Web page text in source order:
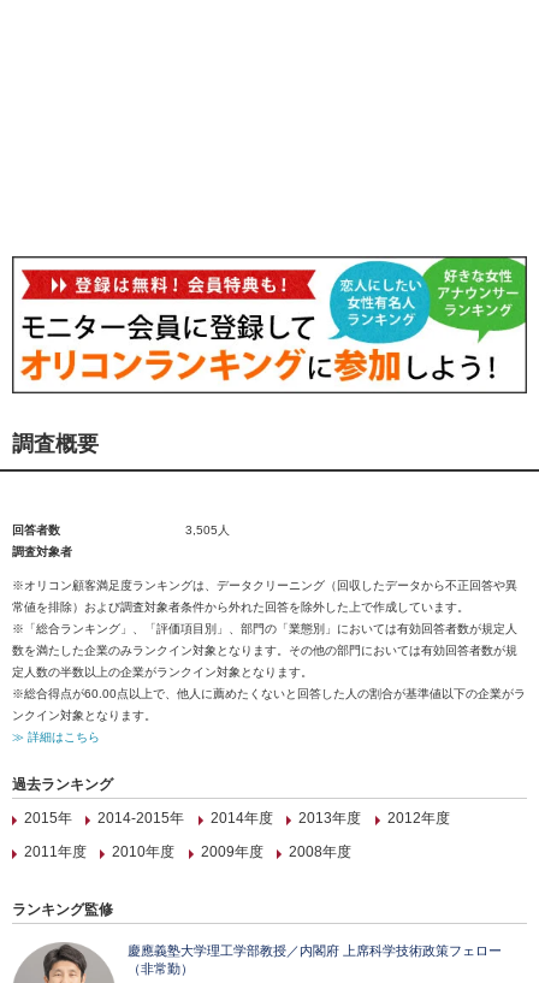
調査概要
回答者数
3,505人
調査対象者
※オリコン顧客満足度ランキングは、データクリーニング（回収したデータから不正回答や異
常値を排除）および調査対象者条件から外れた回答を除外した上で作成しています。
※「総合ランキング」、「評価項目別」、部門の「業態別」においては有効回答者数が規定人
数を満たした企業のみランクイン対象となります。その他の部門においては有効回答者数が規
定人数の半数以上の企業がランクイン対象となります。
※総合得点が60.00点以上で、他人に薦めたくないと回答した人の割合が基準値以下の企業がラ
ンクイン対象となります。
≫ 詳細はこちら
過去ランキング
2015年
2014-2015年 2014年度 2013年度
2012年度
2011年度
2010年度 2009年度 2008年度
ランキング監修
慶應義塾大学理工学部教授／内閣府 上席科学技術政策フェロー
（非常勤）